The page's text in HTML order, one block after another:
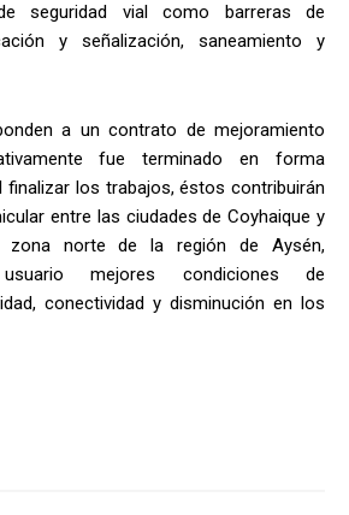
seguridad vial como barreras de
y señalización, saneamiento y
a un contrato de mejoramiento
fue terminado en forma
finalizar los trabajos, éstos contribuirán
entre las ciudades de Coyhaique y
zona norte de la región de Aysén,
mejores condiciones de
conectividad y disminución en los